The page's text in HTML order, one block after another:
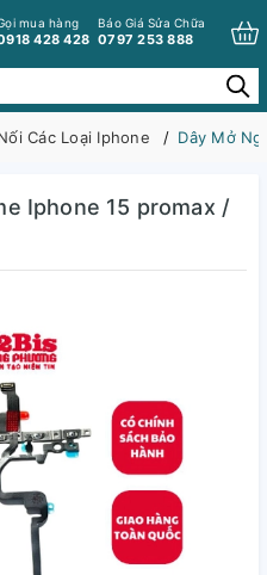
mua hàng
428 428
Báo Giá Sửa Chữa
0797 253 888
Các Loại Iphone Dây Mở
Iphone 15 promax /